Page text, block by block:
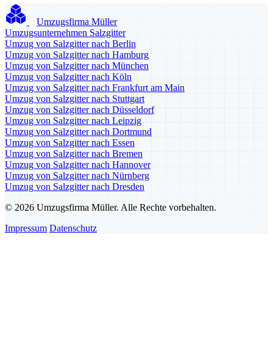
Umzugsfirma Müller
Umzugsunternehmen Salzgitter
Umzug von Salzgitter nach Berlin
Umzug von Salzgitter nach Hamburg
Umzug von Salzgitter nach München
Umzug von Salzgitter nach Köln
Umzug von Salzgitter nach Frankfurt am Main
Umzug von Salzgitter nach Stuttgart
Umzug von Salzgitter nach Düsseldorf
Umzug von Salzgitter nach Leipzig
Umzug von Salzgitter nach Dortmund
Umzug von Salzgitter nach Essen
Umzug von Salzgitter nach Bremen
Umzug von Salzgitter nach Hannover
Umzug von Salzgitter nach Nürnberg
Umzug von Salzgitter nach Dresden
© 2026 Umzugsfirma Müller. Alle Rechte vorbehalten.
Impressum Datenschutz